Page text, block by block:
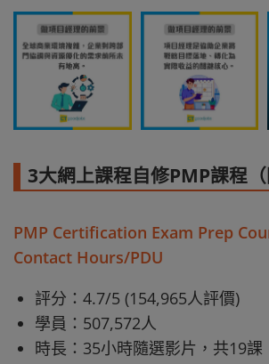
3大網上課程自修PMP課程（
PMP Certification Exam Prep
Contact Hours/PDU
評分：4.7/5 (154,965人評價)
學員：507,572人
時長：35小時隨選影片，共19課